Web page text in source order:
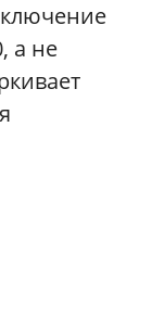
а не